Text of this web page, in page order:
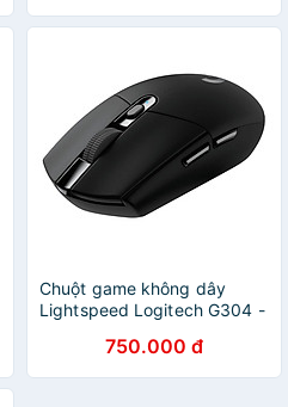
board memory, pin 250h -
Hàng chính hãng
Chuột game không dây
Lightspeed Logitech G304 -
nhẹ, 6 nút lập trình, on-
board memory, pin 250h -
750.000 đ